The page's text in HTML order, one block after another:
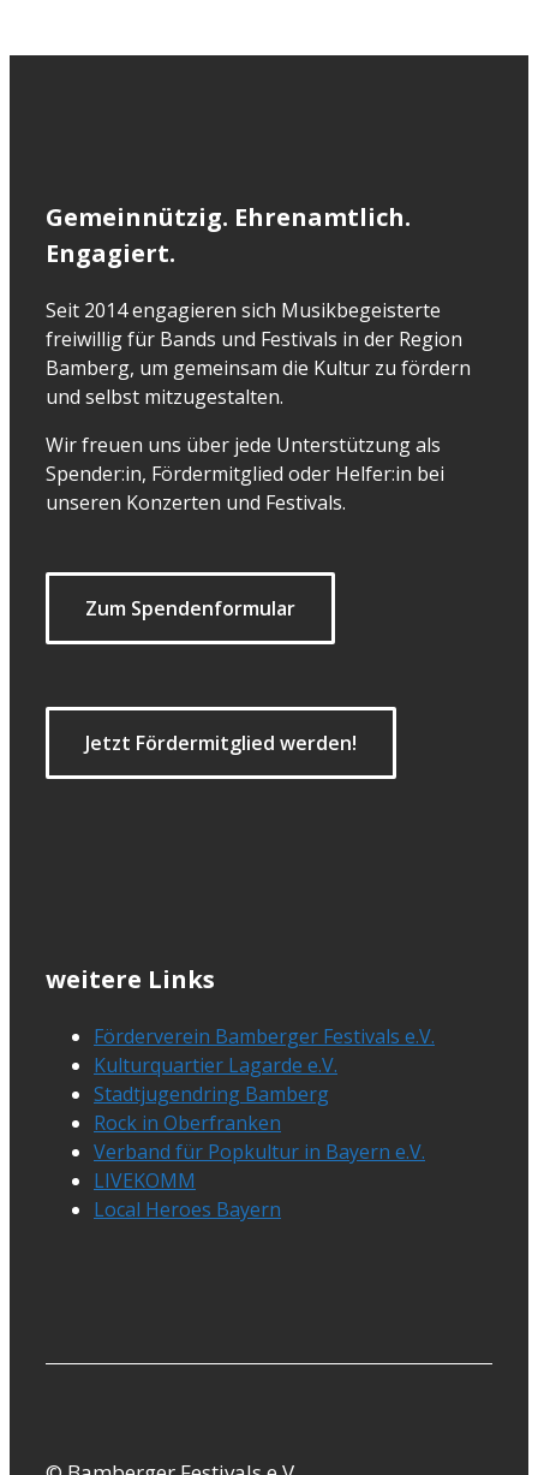
Gemeinnützig. Ehrenamtlich.
Engagiert.
Seit 2014 engagieren sich Musikbegeisterte
freiwillig für Bands und Festivals in der Region
Bamberg, um gemeinsam die Kultur zu fördern
und selbst mitzugestalten.
Wir freuen uns über jede Unterstützung als
Spender:in, Fördermitglied oder Helfer:in bei
unseren Konzerten und Festivals.
Zum Spendenformular
Jetzt Fördermitglied werden!
weitere Links
Förderverein Bamberger Festivals e.V.
Kulturquartier Lagarde e.V.
Stadtjugendring Bamberg
Rock in Oberfranken
Verband für Popkultur in Bayern e.V.
LIVEKOMM
Local Heroes Bayern